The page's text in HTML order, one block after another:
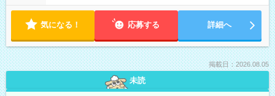
気になる！ 応募する 詳細へ
掲載日：2026.08.05
未読